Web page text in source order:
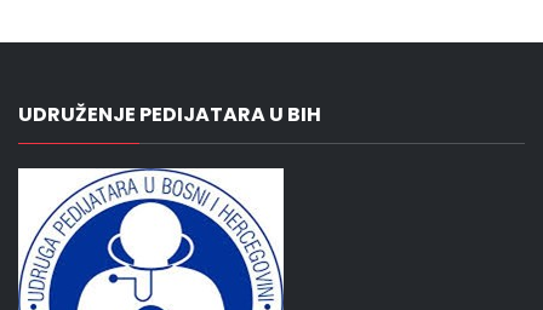
UDRUŽENJE PEDIJATARA U BIH